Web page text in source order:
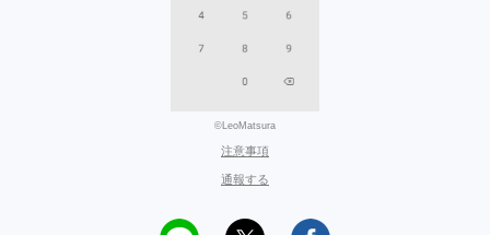
©LeoMatsura
注意事項
通報する